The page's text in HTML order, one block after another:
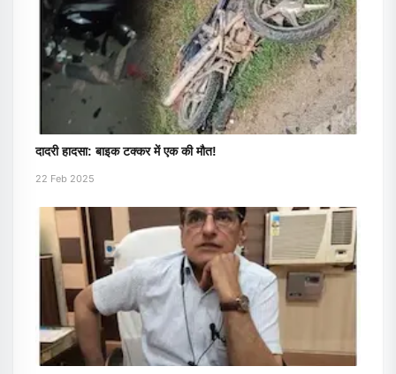
दादरी हादसा: बाइक टक्कर में एक की मौत!
22 Feb 2025